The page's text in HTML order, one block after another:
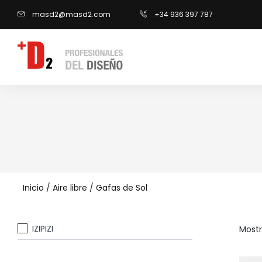
masd2@masd2.com +34 936 397 787
Inicio / Aire libre / Gafas de Sol
IZIPIZI